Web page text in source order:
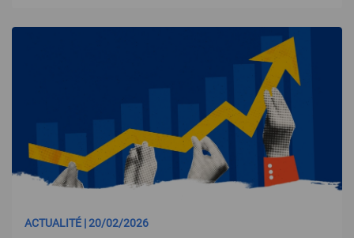
ACTUALITÉ | 20/02/2026